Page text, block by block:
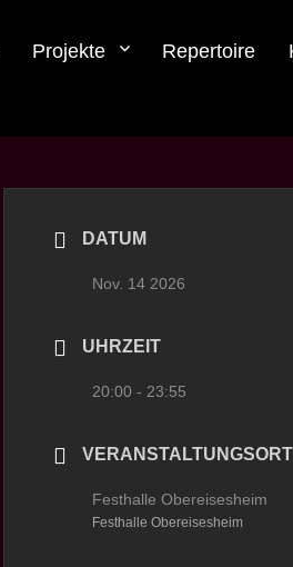
Projekte Repertoire
DATUM
Nov. 14 2026
UHRZEIT
20:00 - 23:55
VERANSTALTUNGSORT
Festhalle Obereisesheim
Festhalle Obereisesheim